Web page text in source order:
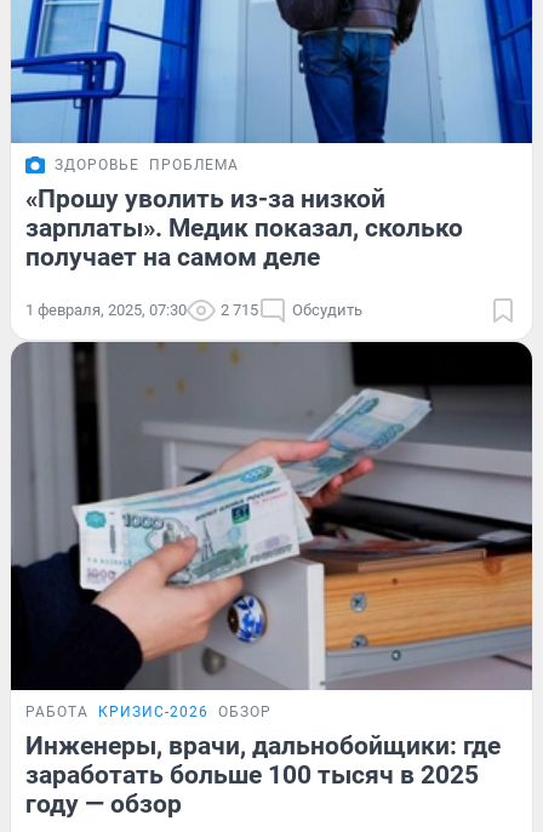
ЗДОРОВЬЕ ПРОБЛЕМА
«Прошу уволить из-за низкой
зарплаты». Медик показал, сколько
получает на самом деле
1 февраля, 2025, 07:30 2 715 Обсудить
РАБОТА КРИЗИС-2026 ОБЗОР
Инженеры, врачи, дальнобойщики: где
заработать больше 100 тысяч в 2025
году — обзор